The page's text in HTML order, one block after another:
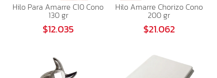
Hilo Para Amarre C10 Cono
130 gr
$12.035
Hilo Amarre Chorizo Cono
200 gr
$21.062